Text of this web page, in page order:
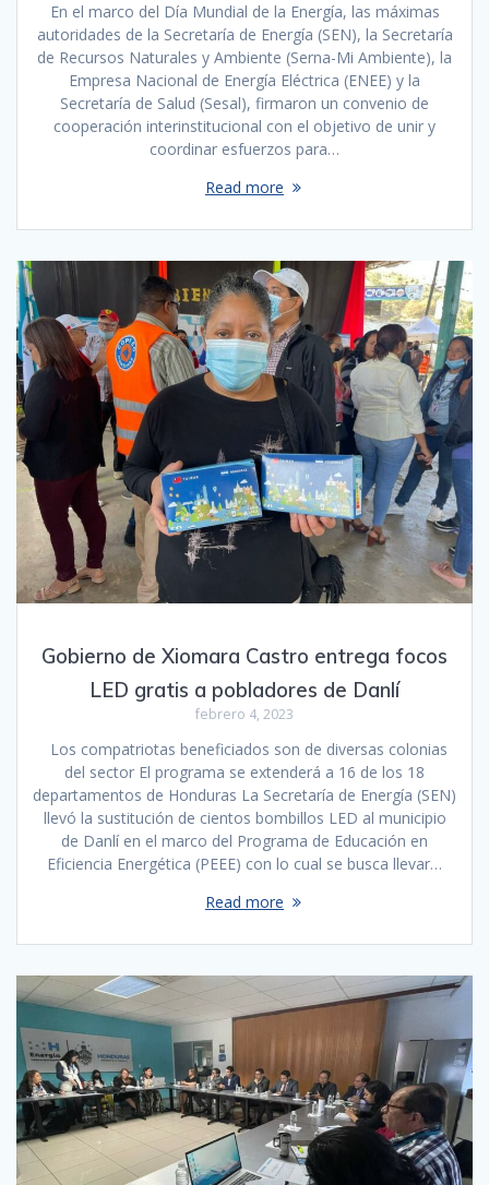
En el marco del Día Mundial de la Energía, las máximas
autoridades de la Secretaría de Energía (SEN), la Secretaría
de Recursos Naturales y Ambiente (Serna-Mi Ambiente), la
Empresa Nacional de Energía Eléctrica (ENEE) y la
Secretaría de Salud (Sesal), firmaron un convenio de
cooperación interinstitucional con el objetivo de unir y
coordinar esfuerzos para…
Read more
Gobierno de Xiomara Castro entrega focos
LED gratis a pobladores de Danlí
febrero 4, 2023
Los compatriotas beneficiados son de diversas colonias
del sector El programa se extenderá a 16 de los 18
departamentos de Honduras La Secretaría de Energía (SEN)
llevó la sustitución de cientos bombillos LED al municipio
de Danlí en el marco del Programa de Educación en
Eficiencia Energética (PEEE) con lo cual se busca llevar…
Read more